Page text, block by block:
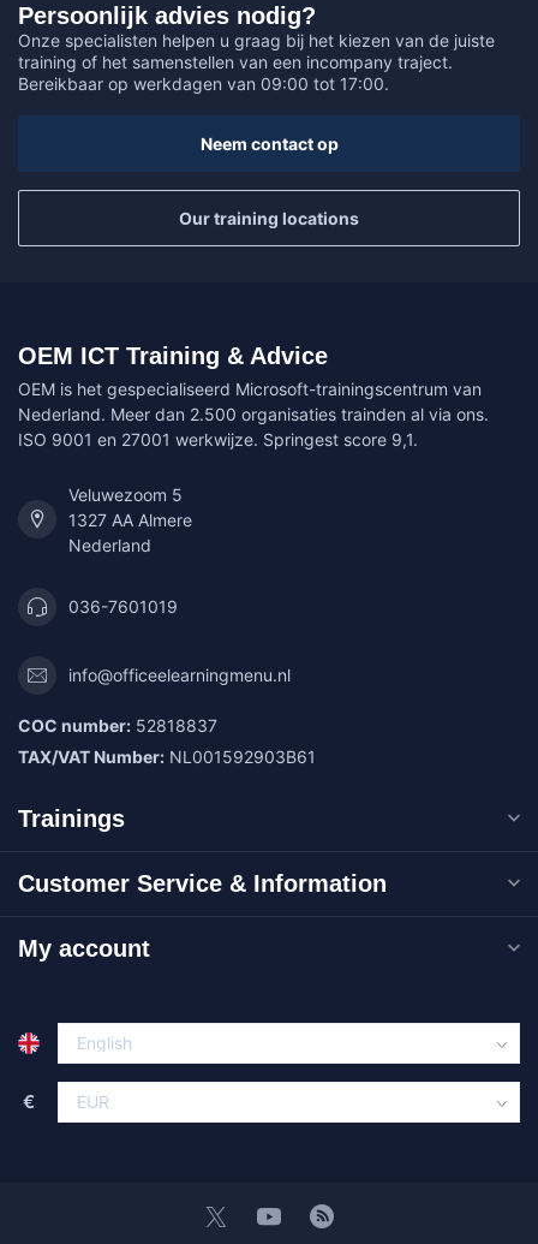
Persoonlijk advies nodig?
Onze specialisten helpen u graag bij het kiezen van de juiste
training of het samenstellen van een incompany traject.
Bereikbaar op werkdagen van 09:00 tot 17:00.
Neem contact op
Our training locations
OEM ICT Training & Advice
OEM is het gespecialiseerd Microsoft-trainingscentrum van
Nederland. Meer dan 2.500 organisaties trainden al via ons.
ISO 9001 en 27001 werkwijze. Springest score 9,1.
Veluwezoom 5
1327 AA Almere
Nederland
036-7601019
info@officeelearningmenu.nl
COC number: 52818837
TAX/VAT Number: NL001592903B61
Trainings
Customer Service & Information
My account
€